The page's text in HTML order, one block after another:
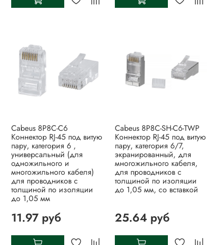
Cabeus 8P8C-C6
Коннектор RJ-45 под витую
пару, категория 6 ,
универсальный (для
одножильного и
многожильного кабеля)
для проводников с
толщиной по изоляции
до 1,05 мм
11.97 руб
Cabeus 8P8C-SH-C6-TWP
Коннектор RJ-45 под витую
пару, категория 6/7,
экранированный, для
многожильного кабеля,
для проводников с
толщиной по изоляции
до 1,05 мм, со вставкой
25.64 руб